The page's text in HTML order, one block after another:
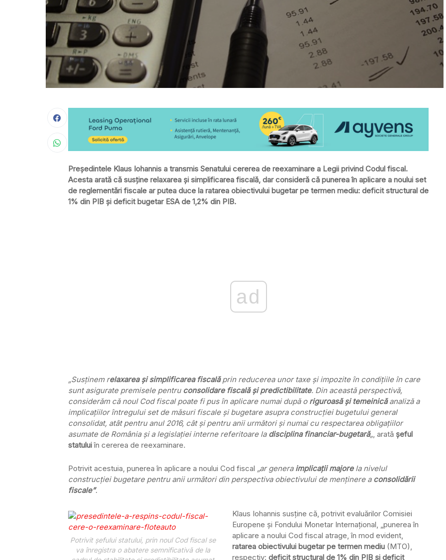
Preşedintele Klaus Iohannis a transmis Senatului cererea de reexaminare a Legii privind Codul fiscal.
Acesta arată că susţine relaxarea şi simplificarea fiscală, dar consideră că punerea în aplicare a noului set
de reglementări fiscale ar putea duce la ratarea obiectivului bugetar pe termen mediu: deficit structural de
1% din PIB şi deficit bugetar ESA de 1,2% din PIB.
ad
„Susţinem relaxarea şi simplificarea fiscalăprin reducerea unor taxe şi impozite în condiţiile în care
sunt asigurate premisele pentru consolidare fiscală şi predictibilitate. Din această perspectivă,
considerăm că noul Cod fiscal poate fi pus în aplicare numai după origuroasă şi temeinicăanaliză a
implicaţiilor întregului set de măsuri fiscale şi bugetare asupra construcţiei bugetului general
consolidat, atât pentru anul 2016, cât şi pentru anii următori şi numai cu respectarea obligaţiilor
asumate de România şi a legislaţiei interne referitoare la disciplina financiar-bugetară„, arată şeful
statuluiîn cererea de reexaminare.
Potrivit acestuia, punerea în aplicare a noului Cod fiscal „ar genera implicaţii majorela nivelul
construcţiei bugetare pentru anii următori din perspectiva obiectivului de menţinere a consolidării
fiscale”.
Potrivit şefului statului, prin noul Cod fiscal se
va înregistra o abatere semnificativă de la
Klaus Iohannis susţine că, potrivit evaluărilor Comisiei
Europene şi Fondului Monetar Internaţional, „punerea în
aplicare a noului Cod fiscal atrage, în mod evident,
ratarea obiectivului bugetar pe termen mediu (MTO),
respectiv: deficit structural de 1% din PIB şi deficit